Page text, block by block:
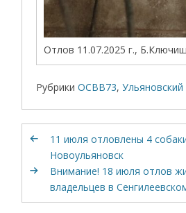
Отлов 11.07.2025 г.,
Рубрики ОСВВ73,Ульяновский
11 июля отловлены 4
Новоульяновск
Внимание! 18 июля отлов
владельцев в